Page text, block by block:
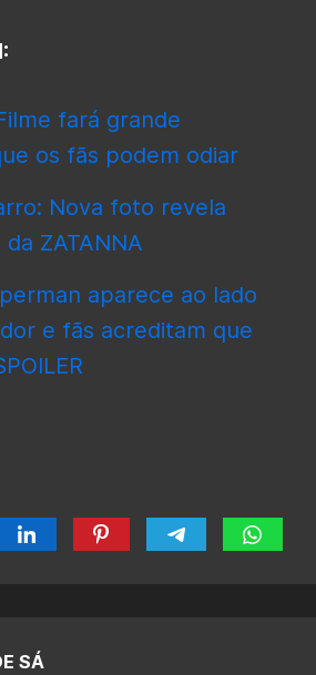
fará grande
os fãs podem odiar
Nova foto revela
ZATANNA
aparece ao lado
e fãs acreditam que
SÁ